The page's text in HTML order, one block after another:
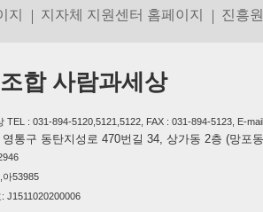
지 지자체 지원센터 홈페이지 진흥
합 사람과세상
TEL : 031-894-5120,5121,5122, FAX : 031-894-5123, E-
통구 동탄지성로 470번길 34, 상가동 2층 (망포
아53985
J1511020200006